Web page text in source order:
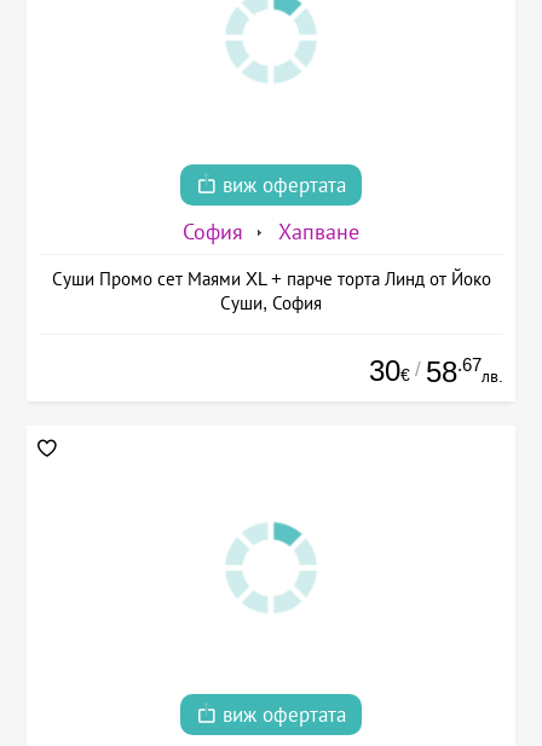
виж офертата
София Хапване
Суши Промо сет Маями XL + парче торта Линд от Йоко
Суши, София
30€ / 58.67
лв.
виж офертата